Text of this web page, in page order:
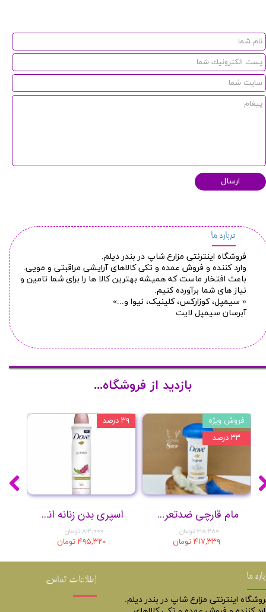
★
ارسال
فروشگاه اینترنتی مزارع شاپ در بندر دیلم.
وارد کننده و فروش عمده و تکی کالاهای آرایشی مراقبتی و مویی.
باعث افتخار ماست که همیشه بهترین کالا ها را برای شما تامین و
نیاز های شما برآورده کنیم.
« سیمپل، کوزارکس، کلینیک، نیوا و...»
آبرسان سیمپل لایت
درباره ما
بازدید از فروشگاه...
اسپری بدن زنانه انار Go Fresh
۸۱۲,۰۰۰ تومان
۴۹۵,۳۲۰ تومان
۳۹ درصد
مام قارچی ضدتعریق و ضدحساسیت
۶۱۸,۲۸۰ تومان
۴۱۷,۳۳۹ تومان
فروش ویژه
۳۳ درصد
ما
اینترنتی مزارع شاپ در بندر دیلم.
اطلاعات تماس